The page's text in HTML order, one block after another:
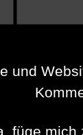
und
füge mich